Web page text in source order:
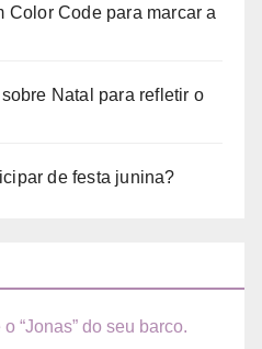
Color Code para marcar a
Natal para refletir o
de festa junina?
o “Jonas” do seu barco.